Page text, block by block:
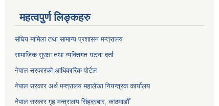
महत्वपुर्ण लिङ्कहरु
संघिय मामिला तथा सामान्य प्रशासन मन्त्रालय
सामाजिक सुरक्षा तथा व्यक्तिगत घटना दर्ता
नेपाल सरकारको आधिकारिक पोर्टल
नेपाल सरकार अर्थ मन्त्रालय महालेखा नियन्त्रक कार्यालय
नेपाल सरकार गृह मन्त्रालय सिंहदरबार, काठमाडौँ